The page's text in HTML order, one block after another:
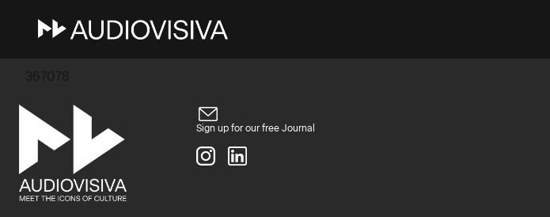
burobina@gmail.com
Sign up for our free Journal